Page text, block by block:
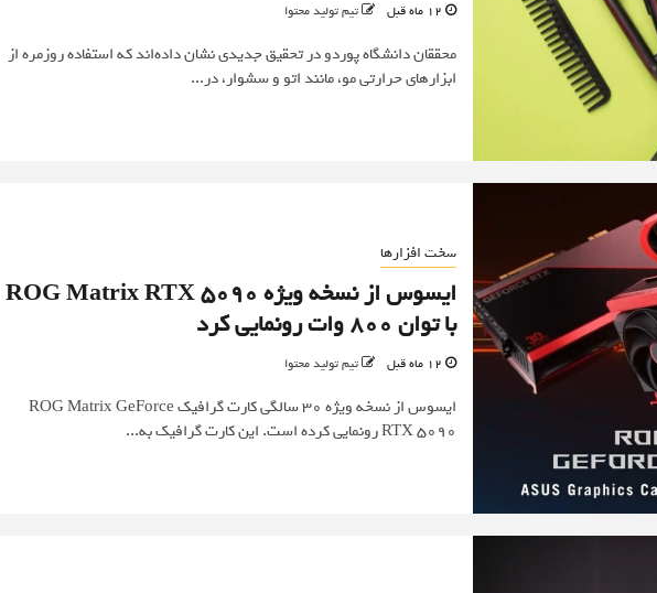
تیم تولید محتوا
محققان دانشگاه پوردو در تحقیق جدیدی نشان داده‌اند که استفاده روزمره از
ابزارهای حرارتی مو، مانند اتو و سشوار، در...
سخت افزارها
ایسوس از نسخه ویژه ROG Matrix RTX 5090
با توان ۸۰۰ وات رونمایی کرد
تیم تولید محتوا
ایسوس از نسخه ویژه ۳۰ سالگی کارت گرافیک ROG Matrix GeForce
RTX 5090 رونمایی کرده است. این کارت گرافیک به...